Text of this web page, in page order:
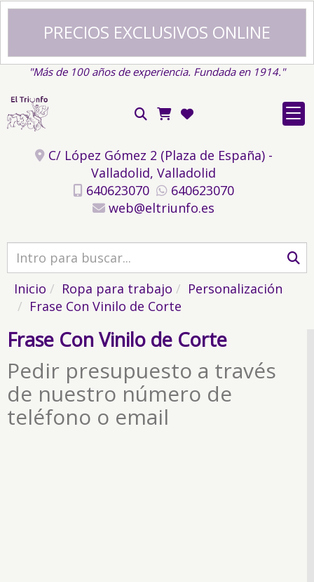
PRECIOS EXCLUSIVOS ONLINE
"Más de 100 años de experiencia. Fundada en 1914."
C/ López Gómez 2 (Plaza de España) -
Valladolid, Valladolid
640623070
640623070
web
eltriunfo.es
Inicio Ropa para trabajo
Personalización
Frase Con Vinilo de Corte
Frase Con Vinilo de Corte
Pedir presupuesto a través
de nuestro número de
teléfono o email